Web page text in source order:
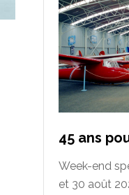
45 ans
Week-end
et 30 août